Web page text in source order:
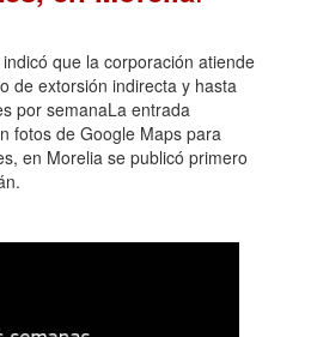
que la corporación atiende
de extorsión indirecta y hasta
por semanaLa entrada
fotos de Google Maps para
en Morelia se publicó primero